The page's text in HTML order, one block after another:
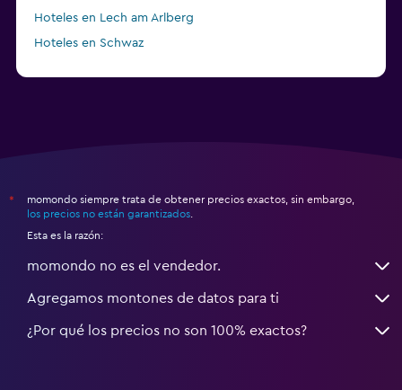
Hoteles en Lech am Arlberg
Hoteles en Schwaz
*
momondo siempre trata de obtener precios exactos, sin embargo,
los precios no están garantizados
Esta es la razón:
momondo no es el vendedor.
Agregamos montones de datos para ti
¿Por qué los precios no son 100% exactos?